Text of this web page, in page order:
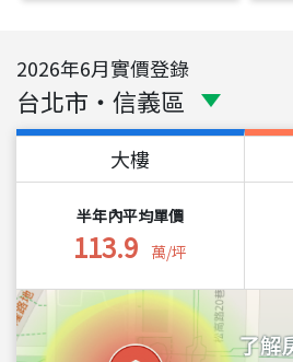
2026年6月實價登錄
台北市 ・ 信義區
大樓
半年內平均單價
113.9 萬/坪